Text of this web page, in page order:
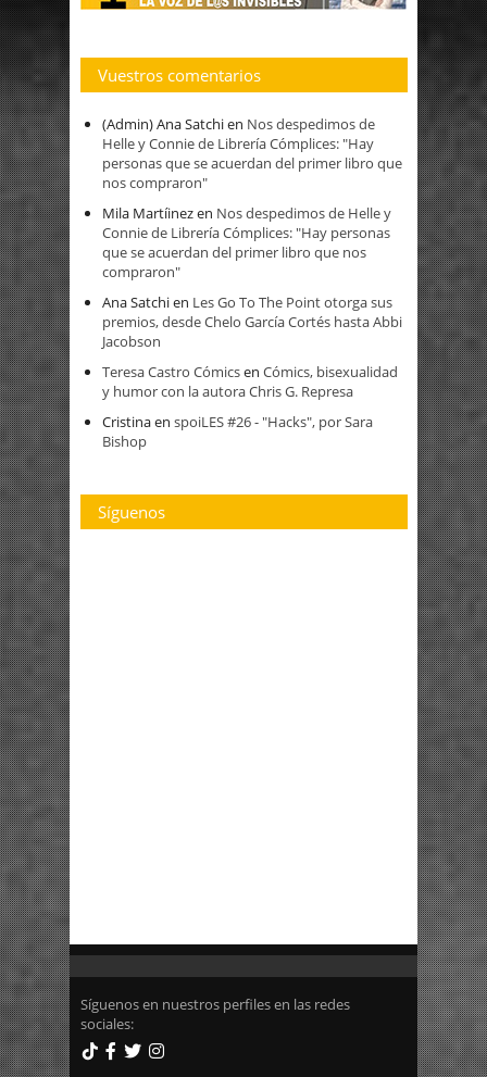
Vuestros comentarios
(Admin) Ana Satchien Nos despedimos de
Helle y Connie de Librería Cómplices: "Hay
personas que se acuerdan del primer libro que
nos compraron"
Mila Martíinezen Nos despedimos de Helle y
Connie de Librería Cómplices: "Hay personas
que se acuerdan del primer libro que nos
compraron"
Ana Satchien Les Go To The Point otorga sus
premios, desde Chelo García Cortés hasta Abbi
Jacobson
Teresa Castro Cómicsen Cómics, bisexualidad
y humor con la autora Chris G. Represa
Cristinaen spoiLES #26 - "Hacks", por Sara
Bishop
Síguenos
Síguenos en nuestros perfiles en las redes
sociales: